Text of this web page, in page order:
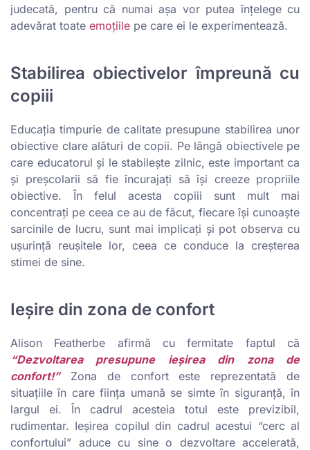
judecată, pentru că numai așa vor putea înțelege cu
adevărat toate emoțiile pe care ei le experimentează.
Stabilirea obiectivelor împreună cu
copiii
Educația timpurie de calitate presupune stabilirea unor
obiective clare alături de copii. Pe lângă obiectivele pe
care educatorul și le stabilește zilnic, este important ca
și preșcolarii să fie încurajați să își creeze propriile
obiective. În felul acesta copiii sunt mult mai
concentrați pe ceea ce au de făcut, fiecare îşi cunoaşte
sarcinile de lucru, sunt mai implicați și pot observa cu
ușurință reușitele lor, ceea ce conduce la creșterea
stimei de sine.
Ieșire din zona de confort
Alison Featherbe afirmă cu fermitate faptul că
“Dezvoltarea presupune ieșirea din zona de
confort!”
Zona de confort este reprezentată de
situațiile în care ființa umană se simte în siguranță, în
largul ei. În cadrul acesteia totul este previzibil,
rudimentar. Ieșirea copilul din cadrul acestui “cerc al
confortului” aduce cu sine o dezvoltare accelerată,